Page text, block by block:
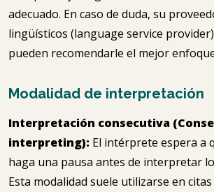
adecuado. En caso de duda, su
lingüísticos (language service
pueden recomendarle el mejor
Modalidad de interpretación
Interpretación consecutiva
interpreting): El intérprete espera a
haga una pausa antes de interpretar
Esta modalidad suele utilizarse en